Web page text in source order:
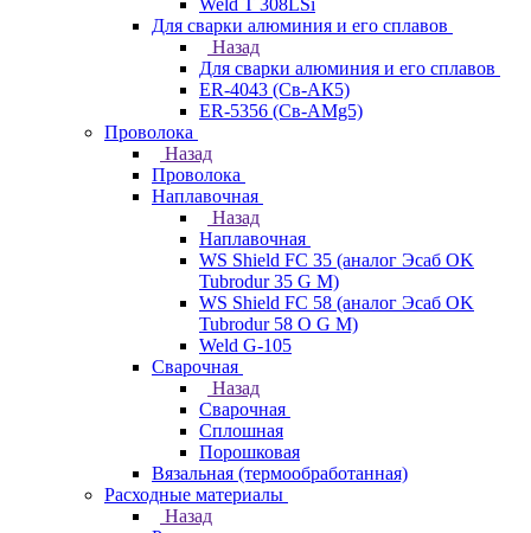
Weld T 308LSi
Для сварки алюминия и его сплавов
Назад
Для сварки алюминия и его сплавов
ER-4043 (Св-АК5)
ER-5356 (Св-АМg5)
Проволока
Назад
Проволока
Наплавочная
Назад
Наплавочная
WS Shield FC 35 (аналог Эсаб OK
Tubrodur 35 G M)
WS Shield FC 58 (аналог Эсаб OK
Tubrodur 58 O G M)
Weld G-105
Сварочная
Назад
Сварочная
Сплошная
Порошковая
Вязальная (термообработанная)
Расходные материалы
Назад